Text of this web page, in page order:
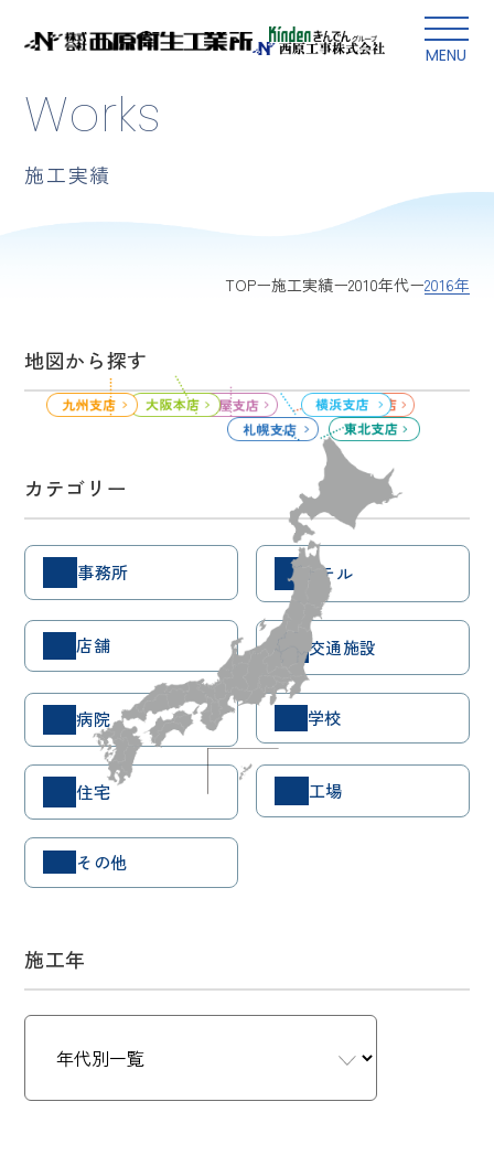
MENU
本文にスキップ
Works
施工実績
TOP 施工実績 2010年代 2016年
地図から探す
カテゴリー
事務所 ホテル
店舗 交通施設
病院 学校
住宅 工場
その他
施工年